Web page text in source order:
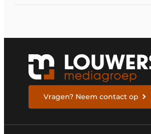
Vragen? Neem contact op